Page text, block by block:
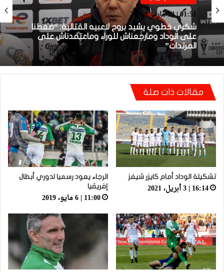
منافسات إفريقية
01:51 | 23 مارس، 2026
شكري خطوي يشيد بروح لاعبيه القتالية: “ضغطنا
على الوداد ومارجعناش للوراء وماعتمدناش على
المرتدات”
منافسات إفريقية
01:38 | 23 مارس، 2026
بنهاشم
مقالات ذات صلة
تشكيلة الوداد أمام كايزر شيفز
16:14 | 3 أبريل، 2021
الرجاء يعود رسميا لدوري أبطال
إفريقيا
11:00 | 6 مايو، 2019